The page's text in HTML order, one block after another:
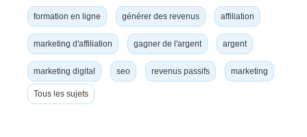
formation en ligne générer des revenus affiliation
marketing d'affiliation gagner de l'argent argent
marketing digital seo revenus passifs marketing
Tous les sujets